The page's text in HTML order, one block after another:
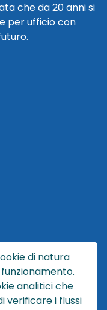
che da 20 anni si
per ufficio con
di natura
analitici che
verificare i flussi